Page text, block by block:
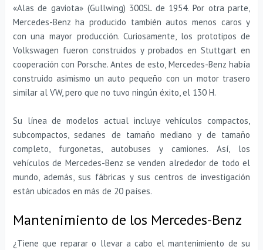
«Alas de gaviota» (Gullwing) 300SL de 1954. Por otra parte,
Mercedes-Benz ha producido también autos menos caros y
con una mayor producción. Curiosamente, los prototipos de
Volkswagen fueron construidos y probados en Stuttgart en
cooperación con Porsche. Antes de esto, Mercedes-Benz había
construido asimismo un auto pequeño con un motor trasero
similar al VW, pero que no tuvo ningún éxito, el 130 H.
Su línea de modelos actual incluye vehículos compactos,
subcompactos, sedanes de tamaño mediano y de tamaño
completo, furgonetas, autobuses y camiones. Así, los
vehículos de Mercedes-Benz se venden alrededor de todo el
mundo, además, sus fábricas y sus centros de investigación
están ubicados en más de 20 países.
Mantenimiento de los Mercedes-Benz
¿Tiene que reparar o llevar a cabo el mantenimiento de su